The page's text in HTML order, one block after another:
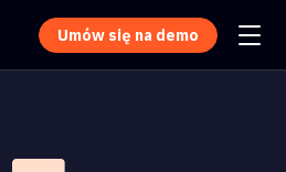
Umów się na demo